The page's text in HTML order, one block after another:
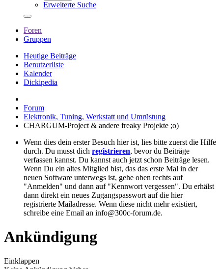
Erweiterte Suche
Foren
Gruppen
Heutige Beiträge
Benutzerliste
Kalender
Dickipedia
Forum
Elektronik, Tuning, Werkstatt und Umrüstung
CHARGUM-Project & andere freaky Projekte ;o)
Wenn dies dein erster Besuch hier ist, lies bitte zuerst die Hilfe
durch. Du musst dich registrieren, bevor du Beiträge
verfassen kannst. Du kannst auch jetzt schon Beiträge lesen.
Wenn Du ein altes Mitglied bist, das das erste Mal in der
neuen Software unterwegs ist, gehe oben rechts auf
"Anmelden" und dann auf "Kennwort vergessen". Du erhälst
dann direkt ein neues Zugangspasswort auf die hier
registrierte Mailadresse. Wenn diese nicht mehr existiert,
schreibe eine Email an info@300c-forum.de.
Ankündigung
Einklappen